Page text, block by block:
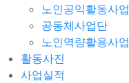
노인공익활동사업
공동체사업단
노인역량활용사업
활동사진
사업실적